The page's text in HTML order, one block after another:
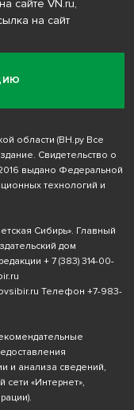
сайте VN.ru,
на сайт
области (ВН.ру Все
Свидетельство о
выдано Федеральной
технологий и
Сибирь». Главный
дом
+ 7 (383) 314-00-
Телефон +7-983-
и анализа сведений,
сети «Интернет»,